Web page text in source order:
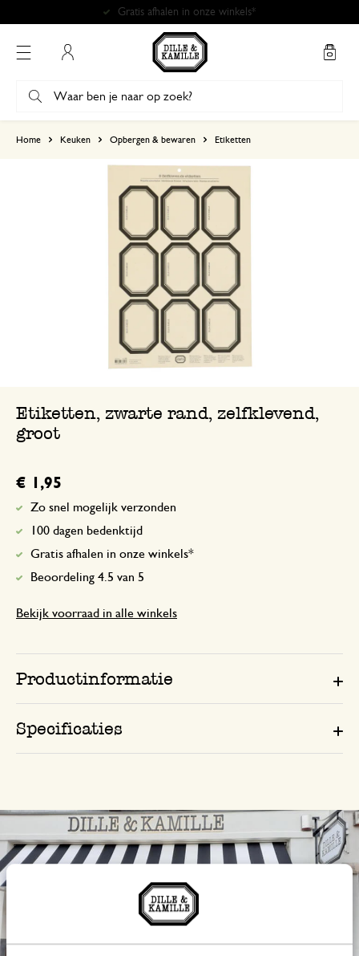
Gratis afhalen in onze winkels*
Home Keuken Opbergen & bewaren Etiketten
Etiketten, zwarte rand, zelfklevend,
groot
€ 1,95
Zo snel mogelijk verzonden
100 dagen bedenktijd
Gratis afhalen in onze winkels*
Beoordeling 4.5 van 5
Bekijk voorraad in alle winkels
Productinformatie
Specificaties